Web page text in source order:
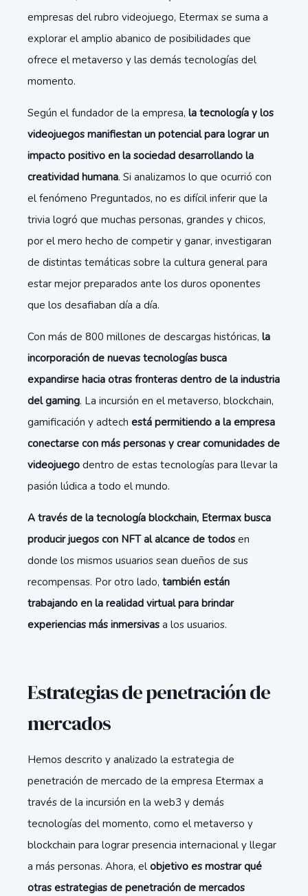
empresas del rubro videojuego, Etermax se suma a
explorar el amplio abanico de posibilidades que
ofrece el metaverso y las demás tecnologías del
momento.
Según el fundador de la empresa, la tecnología y los
videojuegos manifiestan un potencial para lograr un
impacto positivo en la sociedad desarrollando la
creatividad humana. Si analizamos lo que ocurrió con
el fenómeno Preguntados, no es difícil inferir que la
trivia logró que muchas personas, grandes y chicos,
por el mero hecho de competir y ganar, investigaran
de distintas temáticas sobre la cultura general para
estar mejor preparados ante los duros oponentes
que los desafiaban día a día.
Con más de 800 millones de descargas históricas, la
incorporación de nuevas tecnologías busca
expandirse hacia otras fronteras dentro de la industria
del gaming. La incursión en el metaverso, blockchain,
gamificación y adtech está permitiendo a la empresa
conectarse con más personas y crear comunidades de
videojuego dentro de estas tecnologías para llevar la
pasión lúdica a todo el mundo.
A través de la tecnología blockchain, Etermax busca
producir juegos con NFT al alcance de todos en
donde los mismos usuarios sean dueños de sus
recompensas. Por otro lado, también están
trabajando en la realidad virtual para brindar
experiencias más inmersivas a los usuarios.
Estrategias de penetración de
mercados
Hemos descrito y analizado la estrategia de
penetración de mercado de la empresa Etermax a
través de la incursión en la web3 y demás
tecnologías del momento, como el metaverso y
blockchain para lograr presencia internacional y llegar
a más personas. Ahora, el objetivo es mostrar qué
otras estrategias de penetración de mercados